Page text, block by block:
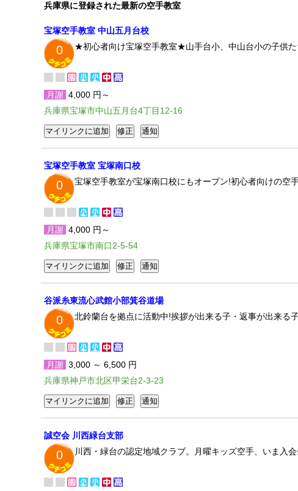
兵庫県に登録された最新の空手教室
宝塚空手教室 中山五月台校
0 ★初心者向け宝塚空手教室★山手台小、中山台小の子供
月謝 4,000 円～
兵庫県宝塚市中山五月台4丁目12-16
宝塚空手教室 宝塚南口校
0 宝塚空手教室が宝塚南口校にもオープン!初心者向けの空
月謝 4,000 円～
兵庫県宝塚市南口2-5-54
谷派糸東流心武館小部箕谷道場
0 北鈴蘭台を拠点に活動中!挨拶が出来る子・返事が出来る
月謝 3,000 ～ 6,500 円
兵庫県神戸市北区甲栄台2-3-23
誠空会 川西緑台支部
0 川西・緑台の認定地域クラブ。月曜キッズ空手、いま入